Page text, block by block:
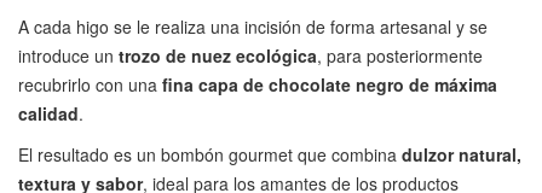
A cada higo se le realiza una incisión de forma artesanal y se
introduce un trozo de nuez ecológica, para posteriormente
recubrirlo con una fina capa de chocolate negro de máxima
calidad.
El resultado es un bombón gourmet que combina dulzor natural,
textura y sabor, ideal para los amantes de los productos